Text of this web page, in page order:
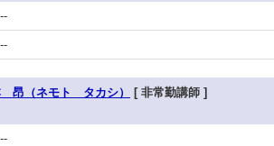
昂（ネモト タカシ） [ 非常勤講師 ]